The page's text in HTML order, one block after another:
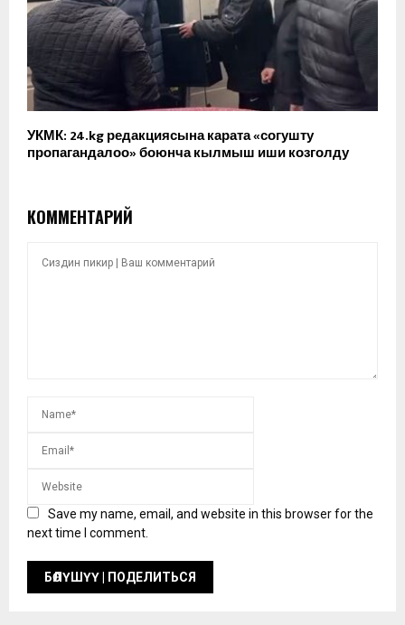
УКМК: 24.kg редакциясына карата «согушту
пропагандалоо» боюнча кылмыш иши козголду
КОММЕНТАРИЙ
Save my name, email, and website in this browser for the
next time I comment.